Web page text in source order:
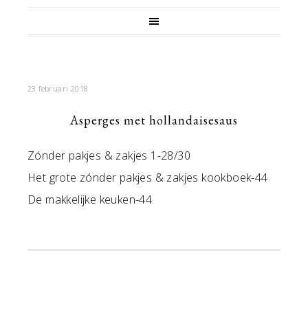
23 februari 2018
Asperges met hollandaisesaus
Zónder pakjes & zakjes 1-28/30
Het grote zónder pakjes & zakjes kookboek-44
De makkelijke keuken-44